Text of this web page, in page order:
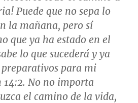
Puede que no sepa lo
la mañana, pero sí
que ya ha estado en el
lo que sucederá y ya
para mi
14:2. No no importa
el camino de la vida,